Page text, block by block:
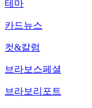
테마
카드뉴스
컷&칼럼
브라보스페셜
브라보리포트